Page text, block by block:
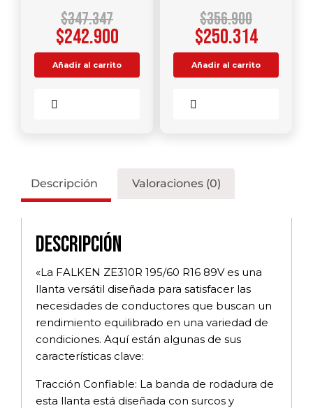
$347.347
$242.900
Añadir al carrito
$356.900
$250.314
Añadir al carrito
Descripción Valoraciones (0)
Descripción
«La FALKEN ZE310R 195/60 R16 89V es una
llanta versátil diseñada para satisfacer las
necesidades de conductores que buscan un
rendimiento equilibrado en una variedad de
condiciones. Aquí están algunas de sus
características clave:
Tracción Confiable: La banda de rodadura de
esta llanta está diseñada con surcos y